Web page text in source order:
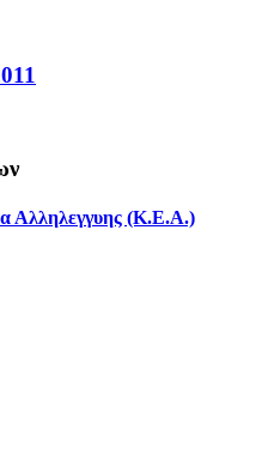
Αλληλεγγυης (Κ.Ε.Α.)